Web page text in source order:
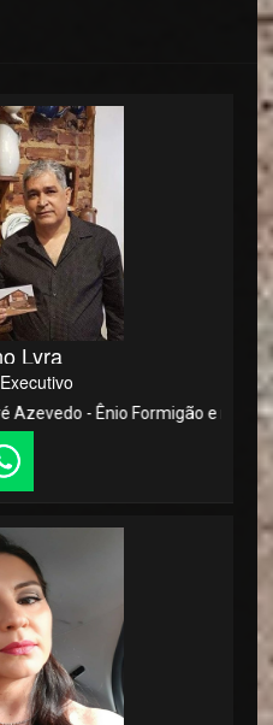
Lyra
- Ênio Formigão e nossos